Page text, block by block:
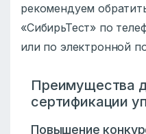
рекомендуем
«СибирьТест» по
или по электронной
Преимущества
сертификации
Повышение